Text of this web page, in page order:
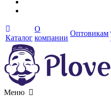
Каталог
О
компании
Оптовикам
Меню